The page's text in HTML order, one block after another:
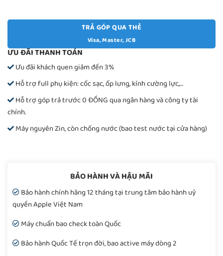
TRẢ GÓP QUA THẺ
Visa, Master, JCB
ƯU ĐÃI THANH TOÁN
Ưu đãi khách quen giảm đến 3%
Hỗ trợ full phụ kiện: cốc sạc, ốp lưng, kính cường lực,…
Hỗ trợ góp trả trước 0 ĐỒNG qua ngân hàng và công ty tài
chính.
Máy nguyên Zin, còn chống nước (bao test nước tại cửa hàng)
BẢO HÀNH VÀ HẬU MÃI
Bảo hành chính hãng 12 tháng tại trung tâm bảo hành uỷ
quyền Apple Việt Nam
Máy chuẩn bao check toàn Quốc
Bảo hành Quốc Tế trọn đời, bao active máy dòng 2